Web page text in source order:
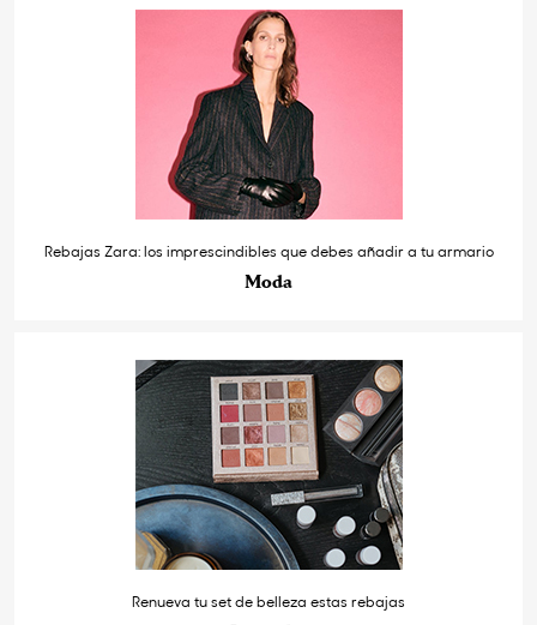
Rebajas Zara: los imprescindibles que debes añadir a tu armario
Moda
Renueva tu set de belleza estas rebajas